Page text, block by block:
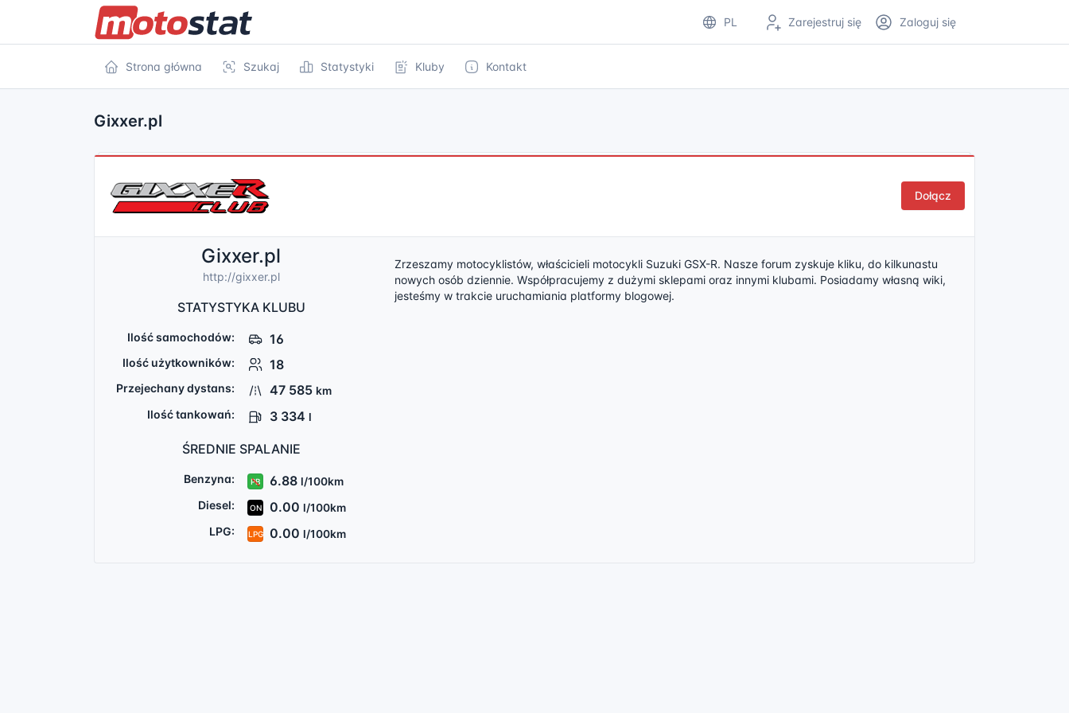
PL Zarejestruj się Zaloguj się
Strona główna Szukaj Statystyki Kluby Kontakt
Gixxer.pl
Dołącz
Gixxer.pl
http://gixxer.pl
STATYSTYKA KLUBU
Ilość samochodów: 16
Ilość użytkowników: 18
Przejechany dystans: 47 585km
Ilość tankowań: 3 334l
ŚREDNIE SPALANIE
Benzyna: PB 6.88 l/100km
Diesel: ON 0.00 l/100km
LPG: LPG 0.00 l/100km
Zrzeszamy motocyklistów, właścicieli motocykli Suzuki GSX-R. Nasze forum zyskuje kliku, do kilkunastu
nowych osób dziennie. Współpracujemy z dużymi sklepami oraz innymi klubami. Posiadamy własną wiki,
jesteśmy w trakcie uruchamiania platformy blogowej.